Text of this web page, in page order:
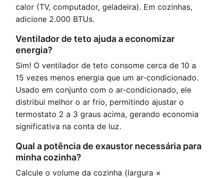
calor (TV, computador, geladeira). Em cozinhas,
adicione 2.000 BTUs.
Ventilador de teto ajuda a economizar
energia?
Sim! O ventilador de teto consome cerca de 10 a
15 vezes menos energia que um ar-condicionado.
Usado em conjunto com o ar-condicionado, ele
distribui melhor o ar frio, permitindo ajustar o
termostato 2 a 3 graus acima, gerando economia
significativa na conta de luz.
Qual a potência de exaustor necessária para
minha cozinha?
Calcule o volume da cozinha (largura ×